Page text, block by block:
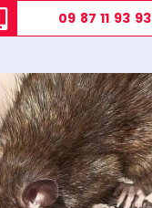
09 87 11 93 93